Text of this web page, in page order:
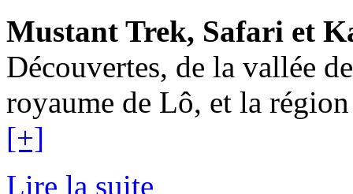
Mustant Trek, Safari et
Découvertes, de la vallée
royaume de Lô, et la
[+]
Lire la suite